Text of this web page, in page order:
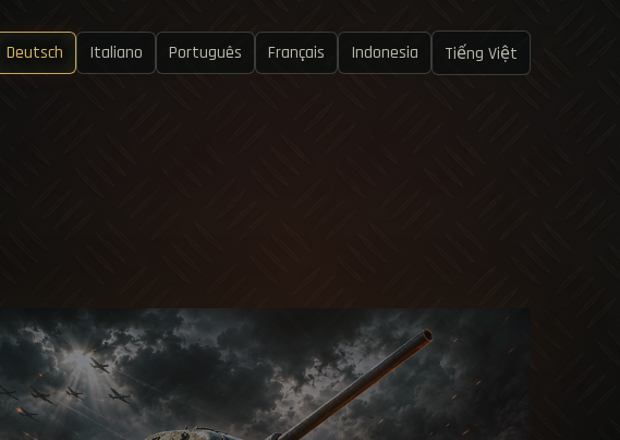
Deutsch Italiano Português Français Indonesia Tiếng Việt